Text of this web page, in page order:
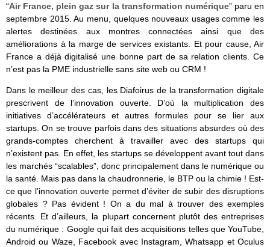
“Air France, plein gaz sur la transformation numérique” paru en
septembre 2015. Au menu, quelques nouveaux usages comme les
alertes destinées aux montres connectées ainsi que des
améliorations à la marge de services existants. Et pour cause, Air
France a déjà digitalisé une bonne part de sa relation clients. Ce
n’est pas la PME industrielle sans site web ou CRM !
Dans le meilleur des cas, les Diafoirus de la transformation digitale
prescrivent de l’innovation ouverte. D’où la multiplication des
initiatives d’accélérateurs et autres formules pour se lier aux
startups. On se trouve parfois dans des situations absurdes où des
grands-comptes cherchent à travailler avec des startups qui
n’existent pas. En effet, les startups se développent avant tout dans
les marchés “scalables”, donc principalement dans le numérique ou
la santé. Mais pas dans la chaudronnerie, le BTP ou la chimie ! Est-
ce que l’innovation ouverte permet d’éviter de subir des disruptions
globales ? Pas évident ! On a du mal à trouver des exemples
récents. Et d’ailleurs, la plupart concernent plutôt des entreprises
du numérique : Google qui fait des acquisitions telles que YouTube,
Android ou Waze, Facebook avec Instagram, Whatsapp et Oculus